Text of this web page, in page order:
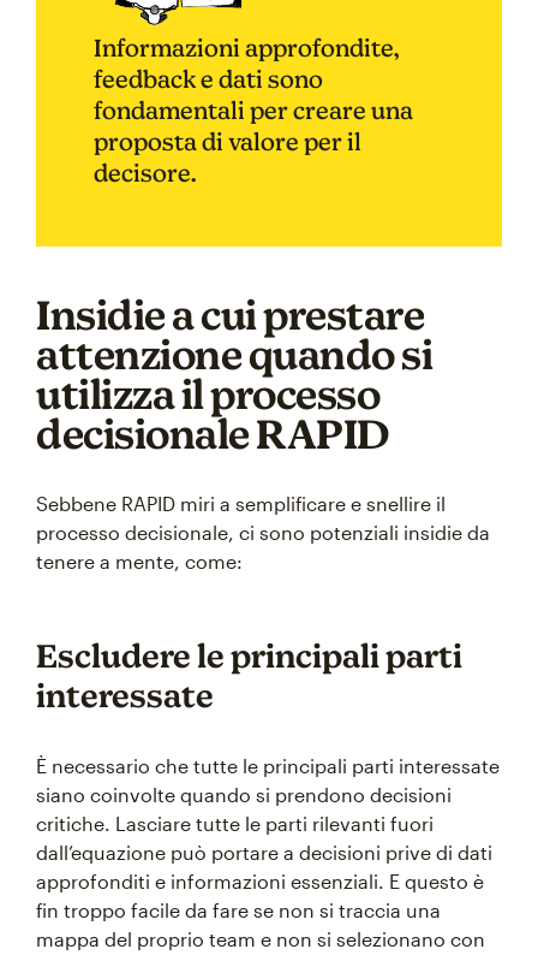
Informazioni approfondite,
feedback e dati sono
fondamentali per creare una
proposta di valore per il
decisore.
Insidie a cui prestare
attenzione quando si
utilizza il processo
decisionale RAPID
Sebbene RAPID miri a semplificare e snellire il
processo decisionale, ci sono potenziali insidie da
tenere a mente, come:
Escludere le principali parti
interessate
È necessario che tutte le principali parti interessate
siano coinvolte quando si prendono decisioni
critiche. Lasciare tutte le parti rilevanti fuori
dall’equazione può portare a decisioni prive di dati
approfonditi e informazioni essenziali. E questo è
fin troppo facile da fare se non si traccia una
mappa del proprio team e non si selezionano con